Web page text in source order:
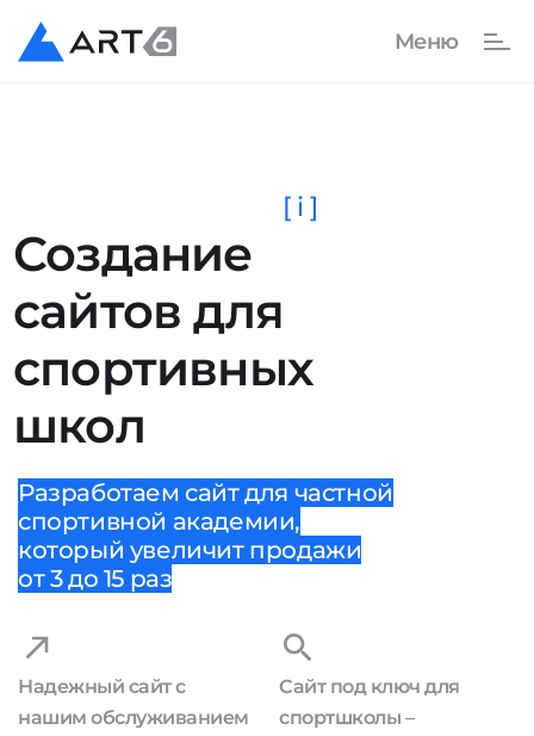
Создание
сайтов для
спортивных
школ
[ i ]
Разработаем сайт для частной
спортивной академии,
который увеличит продажи
от 3 до 15 раз
Надежный сайт с
нашим обслуживанием
Сайт под ключ для
спортшколы –